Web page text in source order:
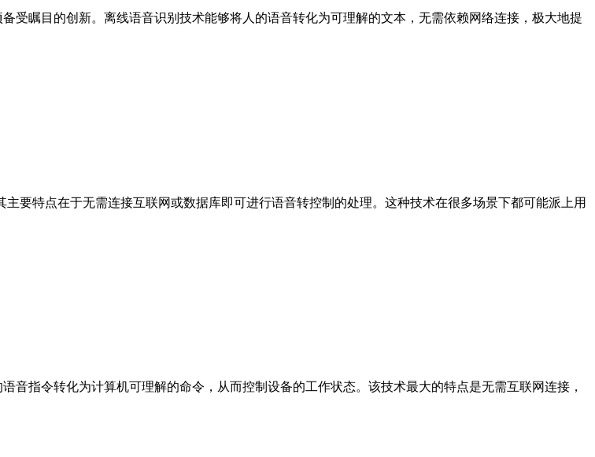
的创新。离线语音识别技术能够将人的语音转化为可理解的文本，无需依赖网络连接，极大地提
特点在于无需连接互联网或数据库即可进行语音转控制的处理。这种技术在很多场景下都可能派上用
令转化为计算机可理解的命令，从而控制设备的工作状态。该技术最大的特点是无需互联网连接，